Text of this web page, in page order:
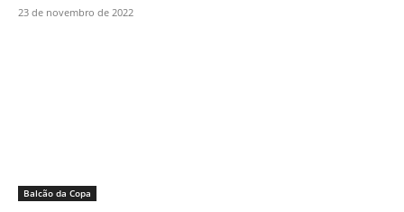
23 de novembro de 2022
Balcão da Copa